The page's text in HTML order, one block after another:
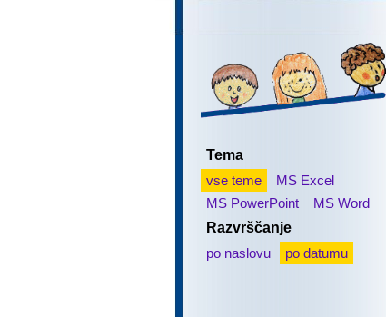
Tema
vse teme
MS Excel
MS PowerPoint
MS Word
Razvrščanje
po naslovu
po datumu